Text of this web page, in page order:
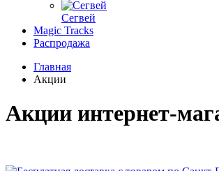
Сегвей
Magic Tracks
Распродажа
Главная
Акции
Акции интернет-